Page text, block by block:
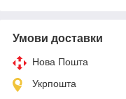
Умови доставки
Нова Пошта
Укрпошта